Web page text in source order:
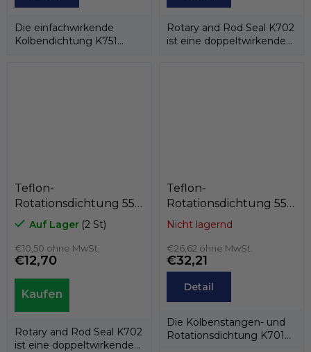
Die einfachwirkende
Kolbendichtung K751
Rotary and Rod Seal K702
ist eine doppeltwirkende
Teflon-
Rotationsdichtung 55 x
66 x 4,2
PTFE+Bronze/NBR,
Kastas K702-055
Auf Lager (2 St)
€10,50 ohne MwSt.
€12,70
Rotary and Rod Seal K702
ist eine doppeltwirkende
Teflon-
Rotationsdichtung 55 x
64,4 x 7,1
PTFE+C/Edelstahlfeder,
Kastas K701-055
Nicht lagernd
€26,62 ohne MwSt.
€32,21
Detail
Die Kolbenstangen- und
Rotationsdichtung K701